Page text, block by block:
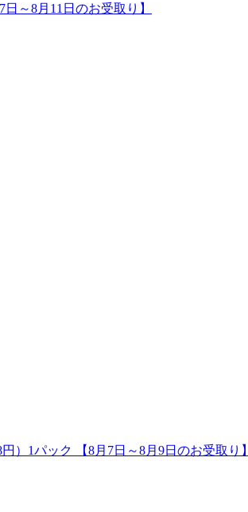
～8月11日のお受取り】
）1パック 【8月7日～8月9日のお受取り】